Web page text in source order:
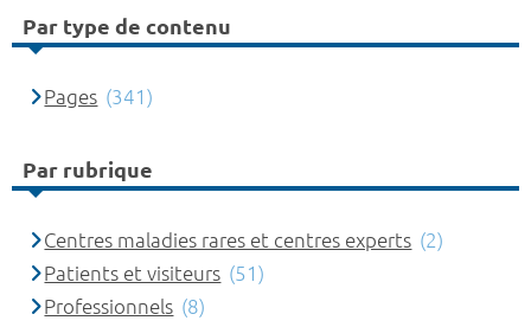
Par type de contenu
Pages (341)
Par rubrique
Centres maladies rares et centres experts (2)
Patients et visiteurs (51)
Professionnels (8)